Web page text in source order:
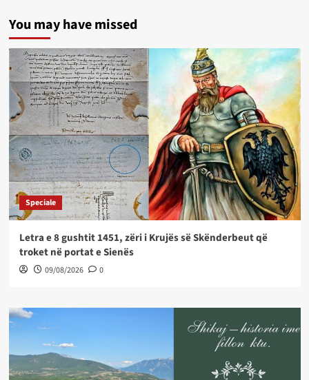
You may have missed
Speciale
Letra e 8 gushtit 1451, zëri i Krujës së Skënderbeut që
troket në portat e Sienës
09/08/2026 0